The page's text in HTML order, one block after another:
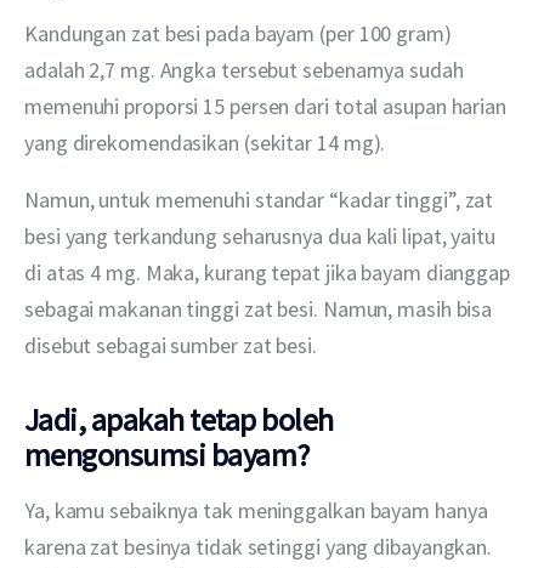
Kandungan zat besi pada bayam (per 100 gram)
adalah 2,7 mg. Angka tersebut sebenarnya sudah
memenuhi proporsi 15 persen dari total asupan harian
yang direkomendasikan (sekitar 14 mg).
Namun, untuk memenuhi standar “kadar tinggi”, zat
besi yang terkandung seharusnya dua kali lipat, yaitu
di atas 4 mg. Maka, kurang tepat jika bayam dianggap
sebagai makanan tinggi zat besi. Namun, masih bisa
disebut sebagai sumber zat besi.
Jadi, apakah tetap boleh
mengonsumsi bayam?
Ya, kamu sebaiknya tak meninggalkan bayam hanya
karena zat besinya tidak setinggi yang dibayangkan.